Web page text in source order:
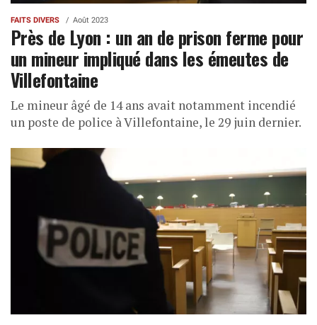
FAITS DIVERS Août 2023
Près de Lyon : un an de prison ferme pour
un mineur impliqué dans les émeutes de
Villefontaine
Le mineur âgé de 14 ans avait notamment incendié
un poste de police à Villefontaine, le 29 juin dernier.